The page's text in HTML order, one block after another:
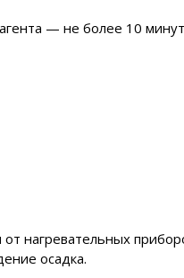
— не более 10
нагревательных
осадка.